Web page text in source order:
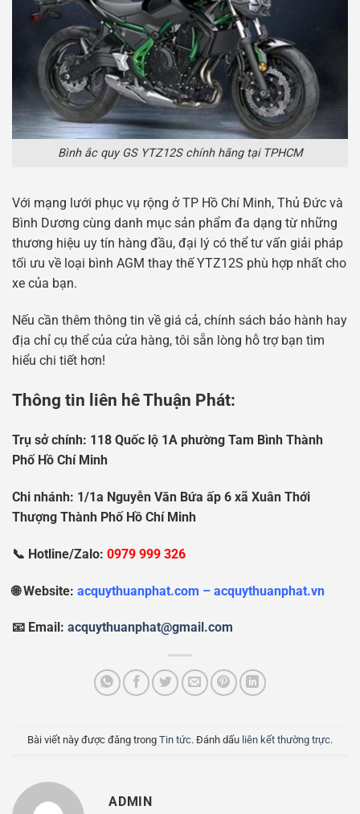
Bình ắc quy GS YTZ12S chính hãng tại TPHCM
Với mạng lưới phục vụ rộng ở TP Hồ Chí Minh, Thủ Đức và
Bình Dương cùng danh mục sản phẩm đa dạng từ những
thương hiệu uy tín hàng đầu, đại lý có thể tư vấn giải pháp
tối ưu về loại bình AGM thay thế YTZ12S phù hợp nhất cho
xe của bạn.
Nếu cần thêm thông tin về giá cả, chính sách bảo hành hay
địa chỉ cụ thể của cửa hàng, tôi sẵn lòng hỗ trợ bạn tìm
hiểu chi tiết hơn!
Thông tin liên hê Thuận Phát:
Trụ sởchính: 118 Quốc l ộ 1A phường Tam Bình Thành
Phố Hồ Chí Minh
Chi nhánh: 1/1a Nguyễn Văn Bứa ấp 6 xã Xuân Thới
Thượng Thành PhốHồ Chí Minh
📞 Hotline/Zalo: 0979 999 326
🌐 Website: acquythuanphat.com – acquythuanphat.vn
📧 Email: acquythuanphat@gmail.com
Bài viết này được đăng trong Tin tức. Đánh dấu liên kết thường trực.
ADMIN